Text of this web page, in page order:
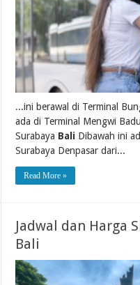
...ini berawal di Terminal
ada di Terminal Mengwi
Surabaya Bali Dibawah ini
Surabaya Denpasar dari...
Read More »
Jadwal dan Harga
Bali